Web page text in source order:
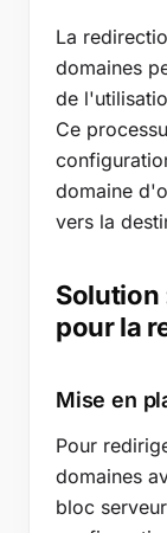
La
domaines
de
Ce
domaine
vers la
Solution
pour la
Mise en
Pour
domaines
bloc